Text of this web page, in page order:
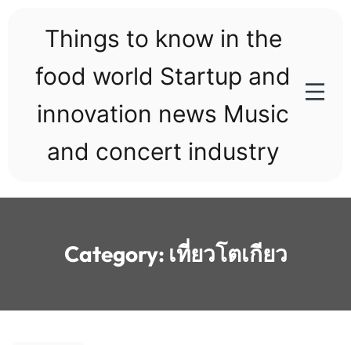
Things to know in the
food world Startup and
innovation news Music
and concert industry
Category: เที่ยวโตเกียว